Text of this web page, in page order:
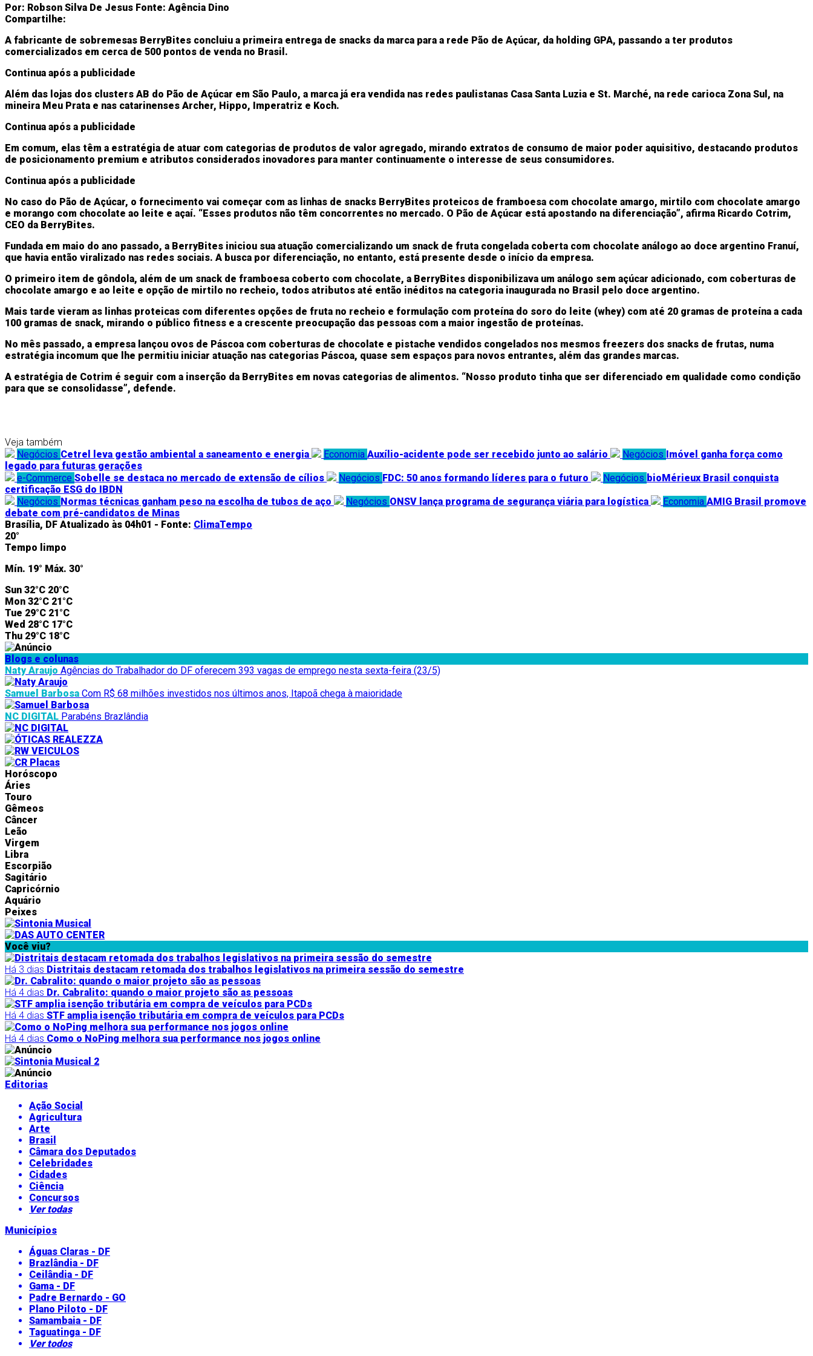
Por: Robson Silva De Jesus Fonte: Agência Dino
Compartilhe:
A fabricante de sobremesas BerryBites concluiu a primeira entrega de snacks da marca para a rede Pão de Açúcar, da holding GPA, passando a ter produtos
comercializados em cerca de 500 pontos de venda no Brasil.
Continua após a publicidade
Além das lojas dos clusters AB do Pão de Açúcar em São Paulo, a marca já era vendida nas redes paulistanas Casa Santa Luzia e St. Marché, na rede carioca Zona Sul, na
mineira Meu Prata e nas catarinenses Archer, Hippo, Imperatriz e Koch.
Continua após a publicidade
Em comum, elas têm a estratégia de atuar com categorias de produtos de valor agregado, mirando extratos de consumo de maior poder aquisitivo, destacando produtos
de posicionamento premium e atributos considerados inovadores para manter continuamente o interesse de seus consumidores.
Continua após a publicidade
No caso do Pão de Açúcar, o fornecimento vai começar com as linhas de snacks BerryBites proteicos de framboesa com chocolate amargo, mirtilo com chocolate amargo
e morango com chocolate ao leite e açaí. “Esses produtos não têm concorrentes no mercado. O Pão de Açúcar está apostando na diferenciação”, afirma Ricardo Cotrim,
CEO da BerryBites.
Fundada em maio do ano passado, a BerryBites iniciou sua atuação comercializando um snack de fruta congelada coberta com chocolate análogo ao doce argentino Franuí,
que havia então viralizado nas redes sociais. A busca por diferenciação, no entanto, está presente desde o início da empresa.
O primeiro item de gôndola, além de um snack de framboesa coberto com chocolate, a BerryBites disponibilizava um análogo sem açúcar adicionado, com coberturas de
chocolate amargo e ao leite e opção de mirtilo no recheio, todos atributos até então inéditos na categoria inaugurada no Brasil pelo doce argentino.
Mais tarde vieram as linhas proteicas com diferentes opções de fruta no recheio e formulação com proteína do soro do leite (whey) com até 20 gramas de proteína a cada
100 gramas de snack, mirando o público fitness e a crescente preocupação das pessoas com a maior ingestão de proteínas.
No mês passado, a empresa lançou ovos de Páscoa com coberturas de chocolate e pistache vendidos congelados nos mesmos freezers dos snacks de frutas, numa
estratégia incomum que lhe permitiu iniciar atuação nas categorias Páscoa, quase sem espaços para novos entrantes, além das grandes marcas.
A estratégia de Cotrim é seguir com a inserção da BerryBites em novas categorias de alimentos. “Nosso produto tinha que ser diferenciado em qualidade como condição
para que se consolidasse”, defende.
Veja também
Negócios Cetrel leva gestão ambiental a saneamento e energia Economia Auxílio-acidente pode ser recebido junto ao salário Negócios Imóvel ganha força como
legado para futuras gerações
e-Commerce Sobelle se destaca no mercado de extensão de cílios Negócios FDC: 50 anos formando líderes para o futuro Negócios bioMérieux Brasil conquista
certificação ESG do IBDN
Negócios Normas técnicas ganham peso na escolha de tubos de aço Negócios ONSV lança programa de segurança viária para logística Economia AMIG Brasil promove
debate com pré-candidatos de Minas
Brasília, DF Atualizado às 04h01 - Fonte: ClimaTempo
20°
Tempo limpo
Mín. 19° Máx. 30°
Sun 32°C 20°C
Mon 32°C 21°C
Tue 29°C 21°C
Wed 28°C 17°C
Thu 29°C 18°C
Blogs e colunas
Naty Araujo Agências do Trabalhador do DF oferecem 393 vagas de emprego nesta sexta-feira (23/5)
Samuel Barbosa Com R$ 68 milhões investidos nos últimos anos, Itapoã chega à maioridade
NC DIGITAL Parabéns Brazlândia
Horóscopo
Áries
Touro
Gêmeos
Câncer
Leão
Virgem
Libra
Escorpião
Sagitário
Capricórnio
Aquário
Peixes
Você viu?
Há 3 dias Distritais destacam retomada dos trabalhos legislativos na primeira sessão do semestre
Há 4 dias Dr. Cabralito: quando o maior projeto são as pessoas
Há 4 dias STF amplia isenção tributária em compra de veículos para PCDs
Há 4 dias Como o NoPing melhora sua performance nos jogos online
Editorias
Ação Social
Agricultura
Arte
Brasil
Câmara dos Deputados
Celebridades
Cidades
Ciência
Concursos
Ver todas
Municípios
Águas Claras - DF
Brazlândia - DF
Ceilândia - DF
Gama - DF
Padre Bernardo - GO
Plano Piloto - DF
Samambaia - DF
Taguatinga - DF
Ver todos